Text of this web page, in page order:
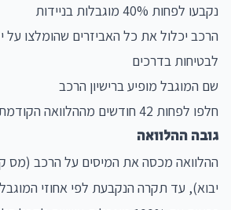
נקבעו לפחות 40% מוגבלות בניידות
הרכב יכלול את כל האביזרים שהומלצו על
לבטיחות בדרכים
שם המוגבל מופיע ברישיון הרכב
חלפו לפחות 42 חודשים מההלוואה הקודמת (להחלפת רכב)
גובה ההלוואה
ההלוואה מכסה את המיסים על הרכב (מס
יבוא), עד תקרה הנקבעת לפי אחוזי